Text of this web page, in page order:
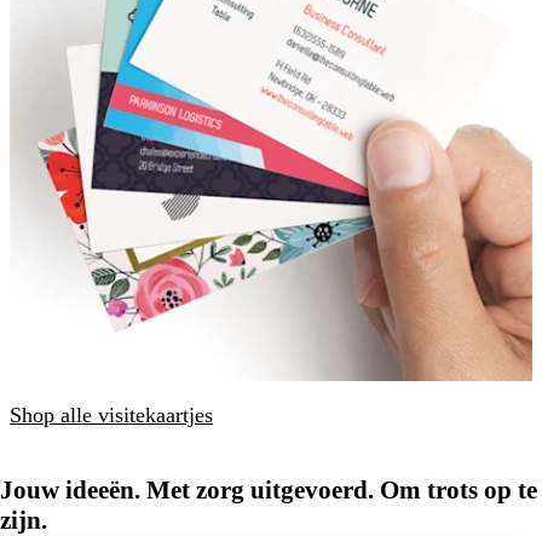
Shop alle visitekaartjes
Jouw ideeën. Met zorg uitgevoerd. Om trots op te
zijn.